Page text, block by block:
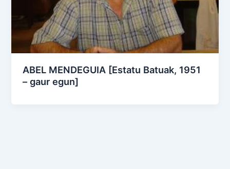
ABEL MENDEGUIA [Estatu Batuak, 1951
– gaur egun]